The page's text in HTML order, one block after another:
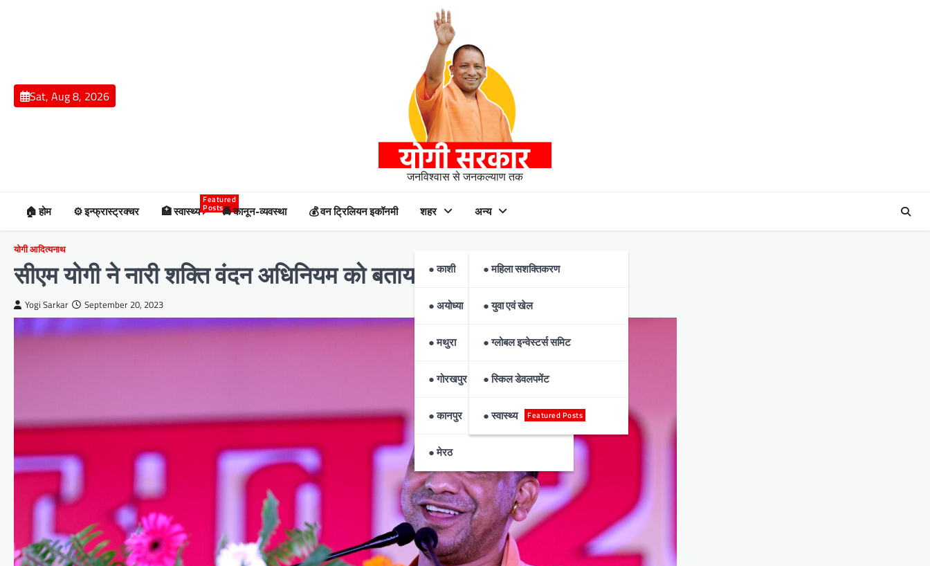
Sat, Aug 8, 2026
जनविश्वास से जनकल्याण तक
🏠 होम ⚙️ इन्फ्रास्ट्रक्चर 🏥 स्वास्थ्य
Featured
Posts🚔 कानून-व्यवस्था 💰 वन ट्रिलियन इकॉनमी शहर
● काशी
● अयोध्या
● मथुरा
● गोरखपुर
● कानपुर
● मेरठ
अन्य
● महिला सशक्तिकरण
● युवा एवं खेल
● ग्लोबल इन्वेस्टर्स समिट
● स्किल डेवलपमेंट
● स्वास्थ्य Featured Posts
योगी आदित्यनाथ
सीएम योगी ने नारी शक्ति वंदन अधिनियम को बताया युगांतरकारी कदम
Yogi Sarkar September 20, 2023